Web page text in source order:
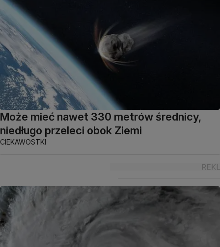
Może mieć nawet 330 metrów średnicy,
niedługo przeleci obok Ziemi
CIEKAWOSTKI